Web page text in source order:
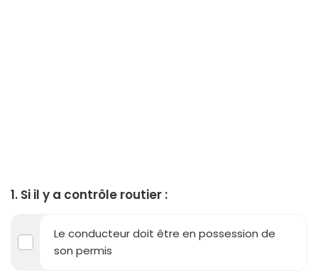
1. Si il y a contrôle routier :
Le conducteur doit être en possession de
son permis